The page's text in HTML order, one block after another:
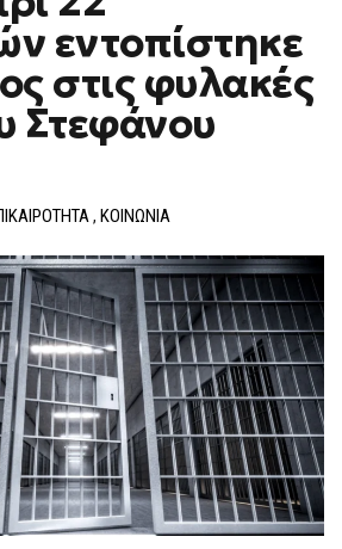
ΜΑΧΑΊΡΙ
ΕΚΑΤΟΣΤΏΝ
ΕΝΤΟΠΊΣΤΗΚΕ
ΈΓΚΛΕΙΣΤΟΣ
ΣΤΙΣ
ΦΥΛΑΚΈΣ
ΤΟΥ
ΑΓΊΟΥ
εντοπίστηκε
στις φυλακές
Στεφάνου
, ΚΟΙΝΩΝΙΑ